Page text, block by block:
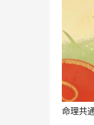
命理共